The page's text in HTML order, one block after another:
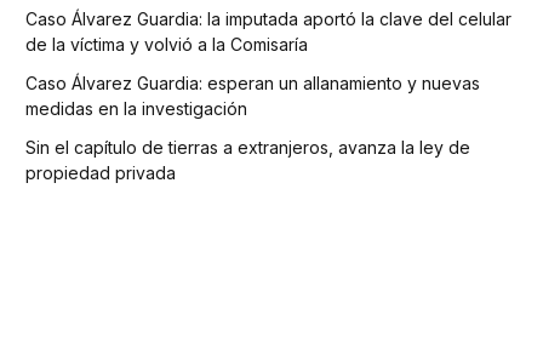
Caso Álvarez Guardia: la imputada aportó la clave del celular
de la víctima y volvió a la Comisaría
Caso Álvarez Guardia: esperan un allanamiento y nuevas
medidas en la investigación
Sin el capítulo de tierras a extranjeros, avanza la ley de
propiedad privada